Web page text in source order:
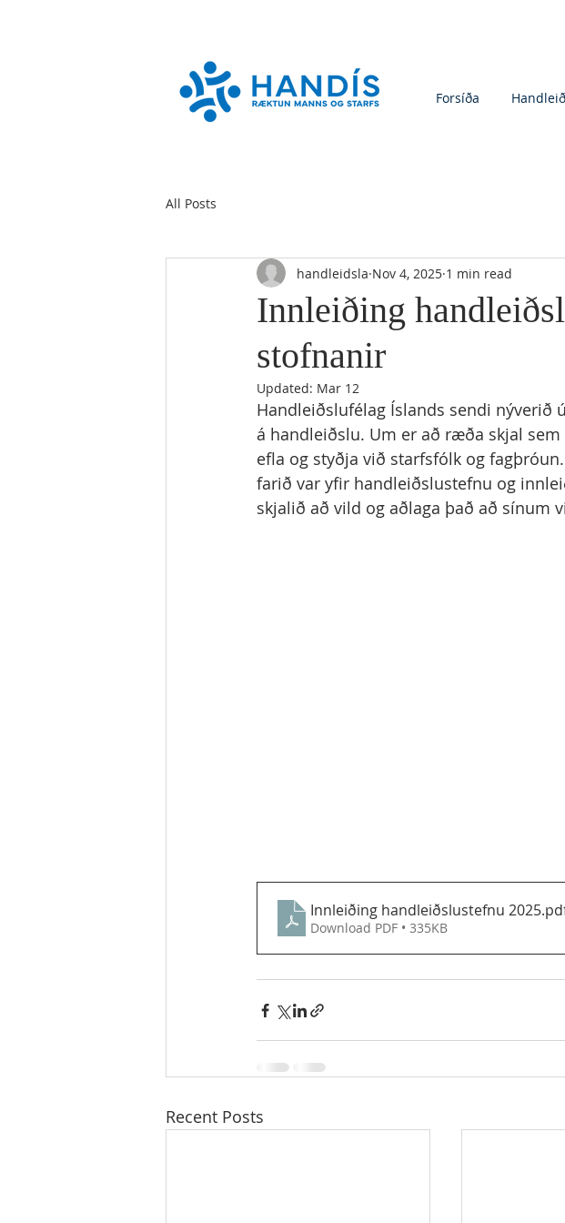
Forsíða
All Posts
Innleiðing
stofnanir
handleidsla Nov 4, 2025 1 min read
Updated: Mar 12
Handleiðslufélag Íslands sendi
á handleiðslu. Um er að ræða skjal
efla og styðja við starfsfólk og
farið var yfir handleiðslustefnu og
skjalið að vild og aðlaga það að sínum
Innleiðing handleiðslustefnu 2025
Download PDF • 335KB
Recent Posts